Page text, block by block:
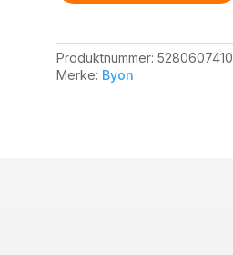
Produktnummer: 5280607410
Merke: Byon